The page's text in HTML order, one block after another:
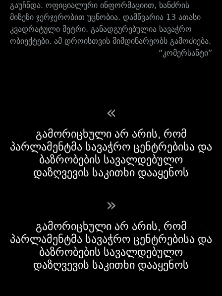
გაუჩნდა. ოფიციალური ინფორმაციით, ხანძრის
მიზეზი ჯერჯერობით უცნობია. დამწვარია 13 ათასი
კვადრატული მეტრი. განადგურებულია სავაჭრო
ობიექტები. ამ დროისთვის მიმდინარეობს გამოძიება.
“კომერსანტი”
«
გამორიცხული არ არის, რომ
პარლამენტმა სავაჭრო ცენტრებისა და
ბაზრობების სავალდებულო
დაზღვევის საკითხი დააყენოს
»
გამორიცხული არ არის, რომ
პარლამენტმა სავაჭრო ცენტრებისა და
ბაზრობების სავალდებულო
დაზღვევის საკითხი დააყენოს